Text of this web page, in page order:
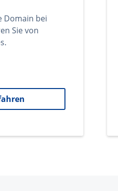
Domain bei
Sie von